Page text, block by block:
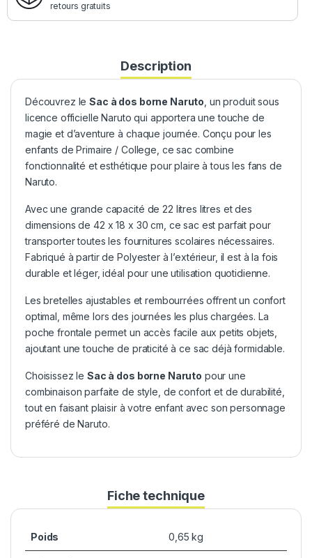
retours gratuits
Description
Découvrez leSac à dos borne Naruto , un produit sous
licence officielle Naruto qui apportera une touche de
magie et d’aventure à chaque journée. Conçu pour les
enfants de Primaire / College, ce sac combine
fonctionnalité et esthétique pour plaire à tous les fans de
Naruto.
Avec une grande capacité de 22 litres litres et des
dimensions de 42 x 18 x 30 cm, ce sac est parfait pour
transporter toutes les fournitures scolaires nécessaires.
Fabriqué à partir de Polyester à l’extérieur, il est à la fois
durable et léger, idéal pour une utilisation quotidienne.
Les bretelles ajustables et rembourrées offrent un confort
optimal, même lors des journées les plus chargées. La
poche frontale permet un accès facile aux petits objets,
ajoutant une touche de praticité à ce sac déjà formidable.
Choisissez leSac à dos borne Naruto pour une
combinaison parfaite de style, de confort et de durabilité,
tout en faisant plaisir à votre enfant avec son personnage
préféré de Naruto.
Fiche technique
Poids 0,65 kg